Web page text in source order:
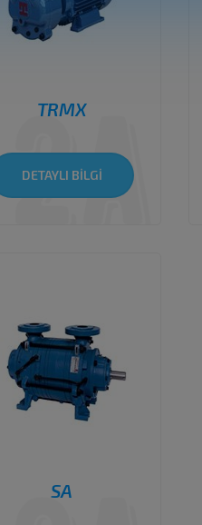
TRMX
DETAYLI BİLGİ
SA